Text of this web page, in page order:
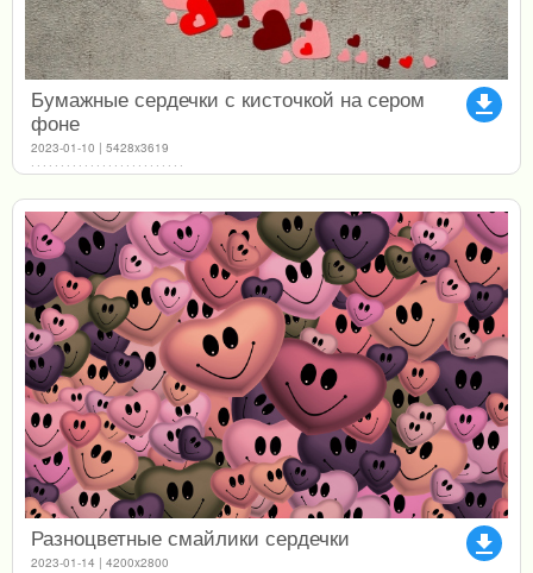
file_download
Бумажные сердечки с кисточкой на сером
фоне
2023-01-10 | 5428x3619
file_download
Разноцветные смайлики сердечки
2023-01-14 | 4200x2800